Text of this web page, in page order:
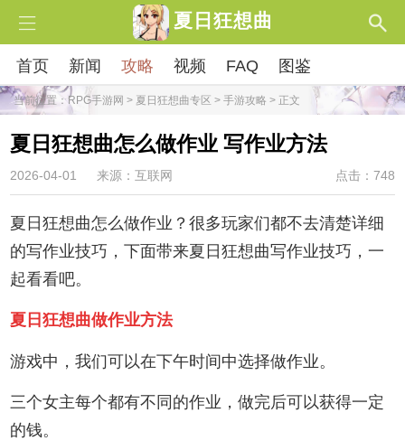
夏日狂想曲
首页 新闻 攻略 视频 FAQ 图鉴
当前位置：RPG手游网 > 夏日狂想曲专区 > 手游攻略 > 正文
夏日狂想曲怎么做作业 写作业方法
2026-04-01 来源：互联网 点击：748
夏日狂想曲怎么做作业？很多玩家们都不去清楚详细
的写作业技巧，下面带来夏日狂想曲写作业技巧，一
起看看吧。
夏日狂想曲做作业方法
游戏中，我们可以在下午时间中选择做作业。
三个女主每个都有不同的作业，做完后可以获得一定
的钱。